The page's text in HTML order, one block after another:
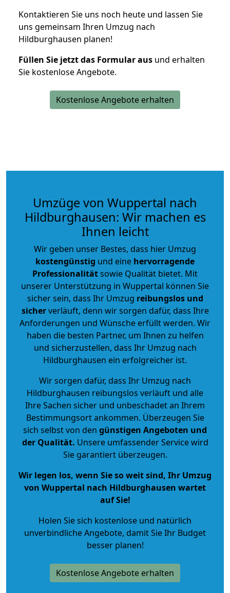
Kontaktieren Sie uns noch heute und lassen Sie
uns gemeinsam Ihren Umzug nach
Hildburghausen planen!
Füllen Sie jetzt das Formular aus und erhalten
Sie kostenlose Angebote.
Kostenlose Angebote erhalten
Umzüge von Wuppertal nach
Hildburghausen: Wir machen es
Ihnen leicht
Wir geben unser Bestes, dass hier Umzug
kostengünstig und eine hervorragende
Professionalitätsowie Qualität bietet. Mit
unserer Unterstützung in Wuppertal können Sie
sicher sein, dass Ihr Umzug reibungslos und
sicherverläuft, denn wir sorgen dafür, dass Ihre
Anforderungen und Wünsche erfüllt werden. Wir
haben die besten Partner, um Ihnen zu helfen
und sicherzustellen, dass Ihr Umzug nach
Hildburghausen ein erfolgreicher ist.
Wir sorgen dafür, dass Ihr Umzug nach
Hildburghausen reibungslos verläuft und alle
Ihre Sachen sicher und unbeschadet an Ihrem
Bestimmungsort ankommen. Überzeugen Sie
sich selbst von den günstigen Angeboten und
der Qualität. Unsere umfassender Service wird
Sie garantiert überzeugen.
Wir legen los, wenn Sie so weit sind, Ihr Umzug
von Wuppertal nach Hildburghausen wartet
auf Sie!
Holen Sie sich kostenlose und natürlich
unverbindliche Angebote, damit Sie Ihr Budget
besser planen!
Kostenlose Angebote erhalten